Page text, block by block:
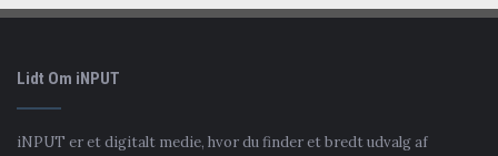
Lidt Om iNPUT
iNPUT er et digitalt medie, hvor du finder et bredt udvalg af